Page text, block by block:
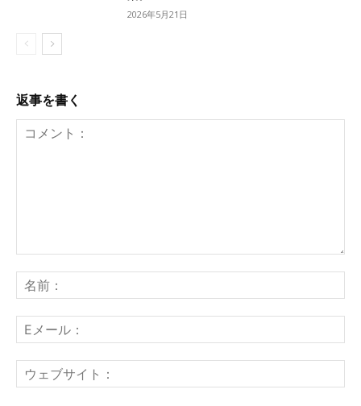
2026年5月21日
返事を書く
ン
ト：
前
メ
ー
ェ